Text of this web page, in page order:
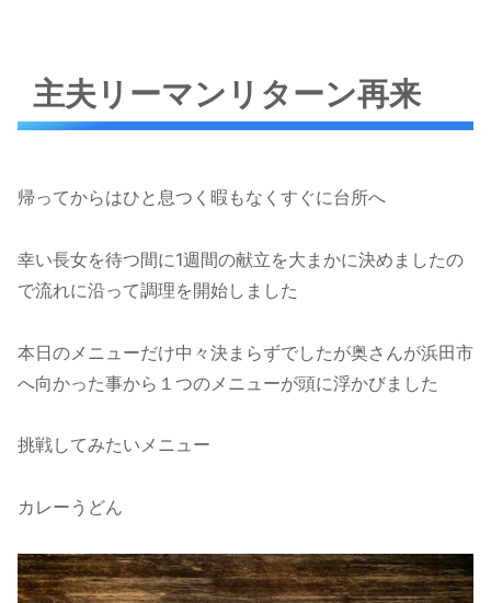
主夫リーマンリターン再来
帰ってからはひと息つく暇もなくすぐに台所へ
幸い長女を待つ間に1週間の献立を大まかに決めましたの
で流れに沿って調理を開始しました
本日のメニューだけ中々決まらずでしたが奥さんが浜田市
へ向かった事から１つのメニューが頭に浮かびました
挑戦してみたいメニュー
カレーうどん